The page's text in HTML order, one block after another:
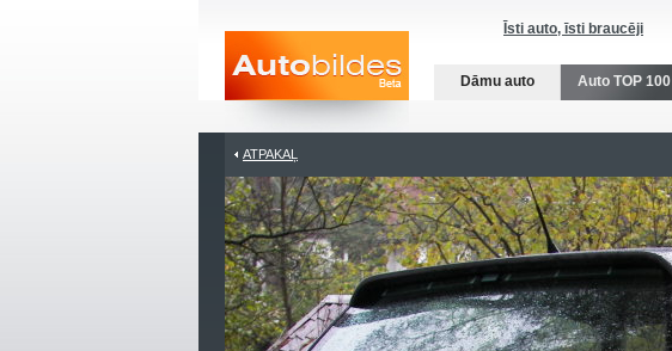
Īsti auto, īsti braucēji
Dāmu auto Auto TOP 100
ATPAKAĻ